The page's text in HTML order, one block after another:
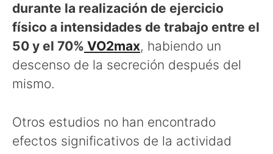
durante la realización de ejercicio
físico a intensidades de trabajo entre el
50 y el 70% VO2max, habiendo un
descenso de la secreción después del
mismo.
Otros estudios no han encontrado
efectos significativos de la actividad